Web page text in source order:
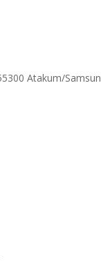
Atakum/Samsun